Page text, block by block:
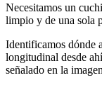
Necesitamos un
limpio y de una sola
Identificamos dónde
longitudinal desde
señalado en la